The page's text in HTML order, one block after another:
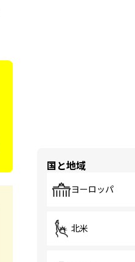
国と地域
ヨーロッパ
北米